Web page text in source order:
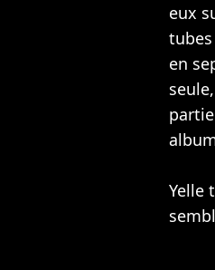
eux
en
seule,
Yelle